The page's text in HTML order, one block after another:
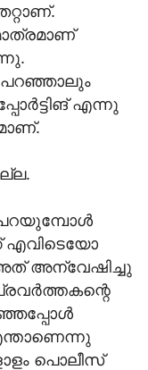
എന്നു
എവിടെയോ
അന്വേഷിച്ചു
പൊലീസ്